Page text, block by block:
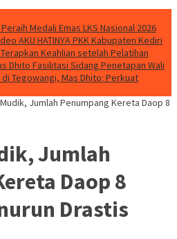
Medali Emas LKS Nasional 2026
AKU HATINYA PKK Kabupaten Kediri
Keahlian setelah Pelatihan
Dhito Fasilitasi Sidang Penetapan Wali
Tegowangi, Mas Dhito: Perkuat
Jumlah Penumpang Kereta Daop 8
Jumlah
Daop 8
Drastis